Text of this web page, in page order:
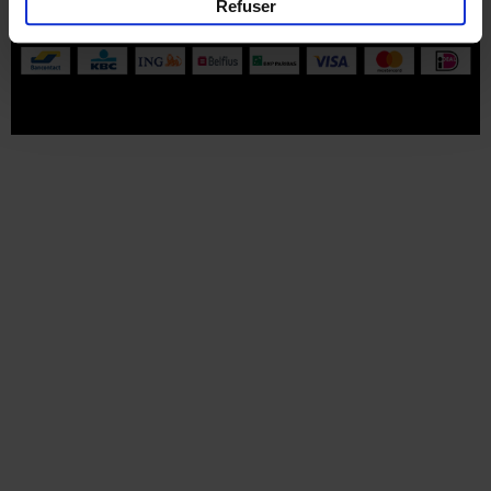
Refuser
Tous les prix s’entendent tva compris.